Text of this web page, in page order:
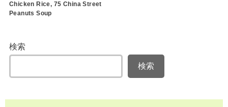
Chicken Rice, 75 China Street
Peanuts Soup
検索
検索